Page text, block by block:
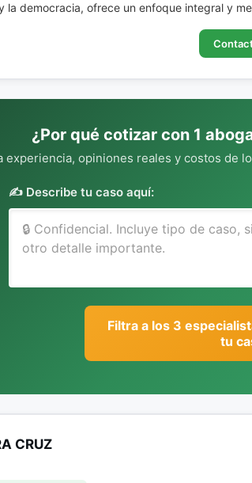
la democracia, ofrece un enfoque integral y
¿Por qué cotizar con 1
experiencia, opiniones reales y costos de
✍️ Describe tu caso aquí:
Filtra a los 3
tu
CRUZ